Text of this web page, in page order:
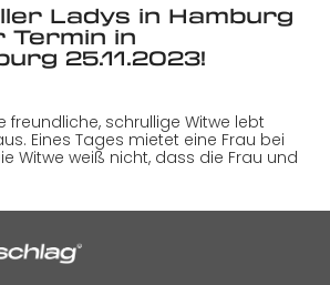
Ladys in Hamburg
Termin in
25.11.2023!
freundliche, schrullige Witwe lebt
Eines Tages mietet eine Frau bei
Witwe weiß nicht, dass die Frau und